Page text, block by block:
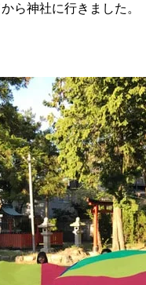
ら神社に行きました。